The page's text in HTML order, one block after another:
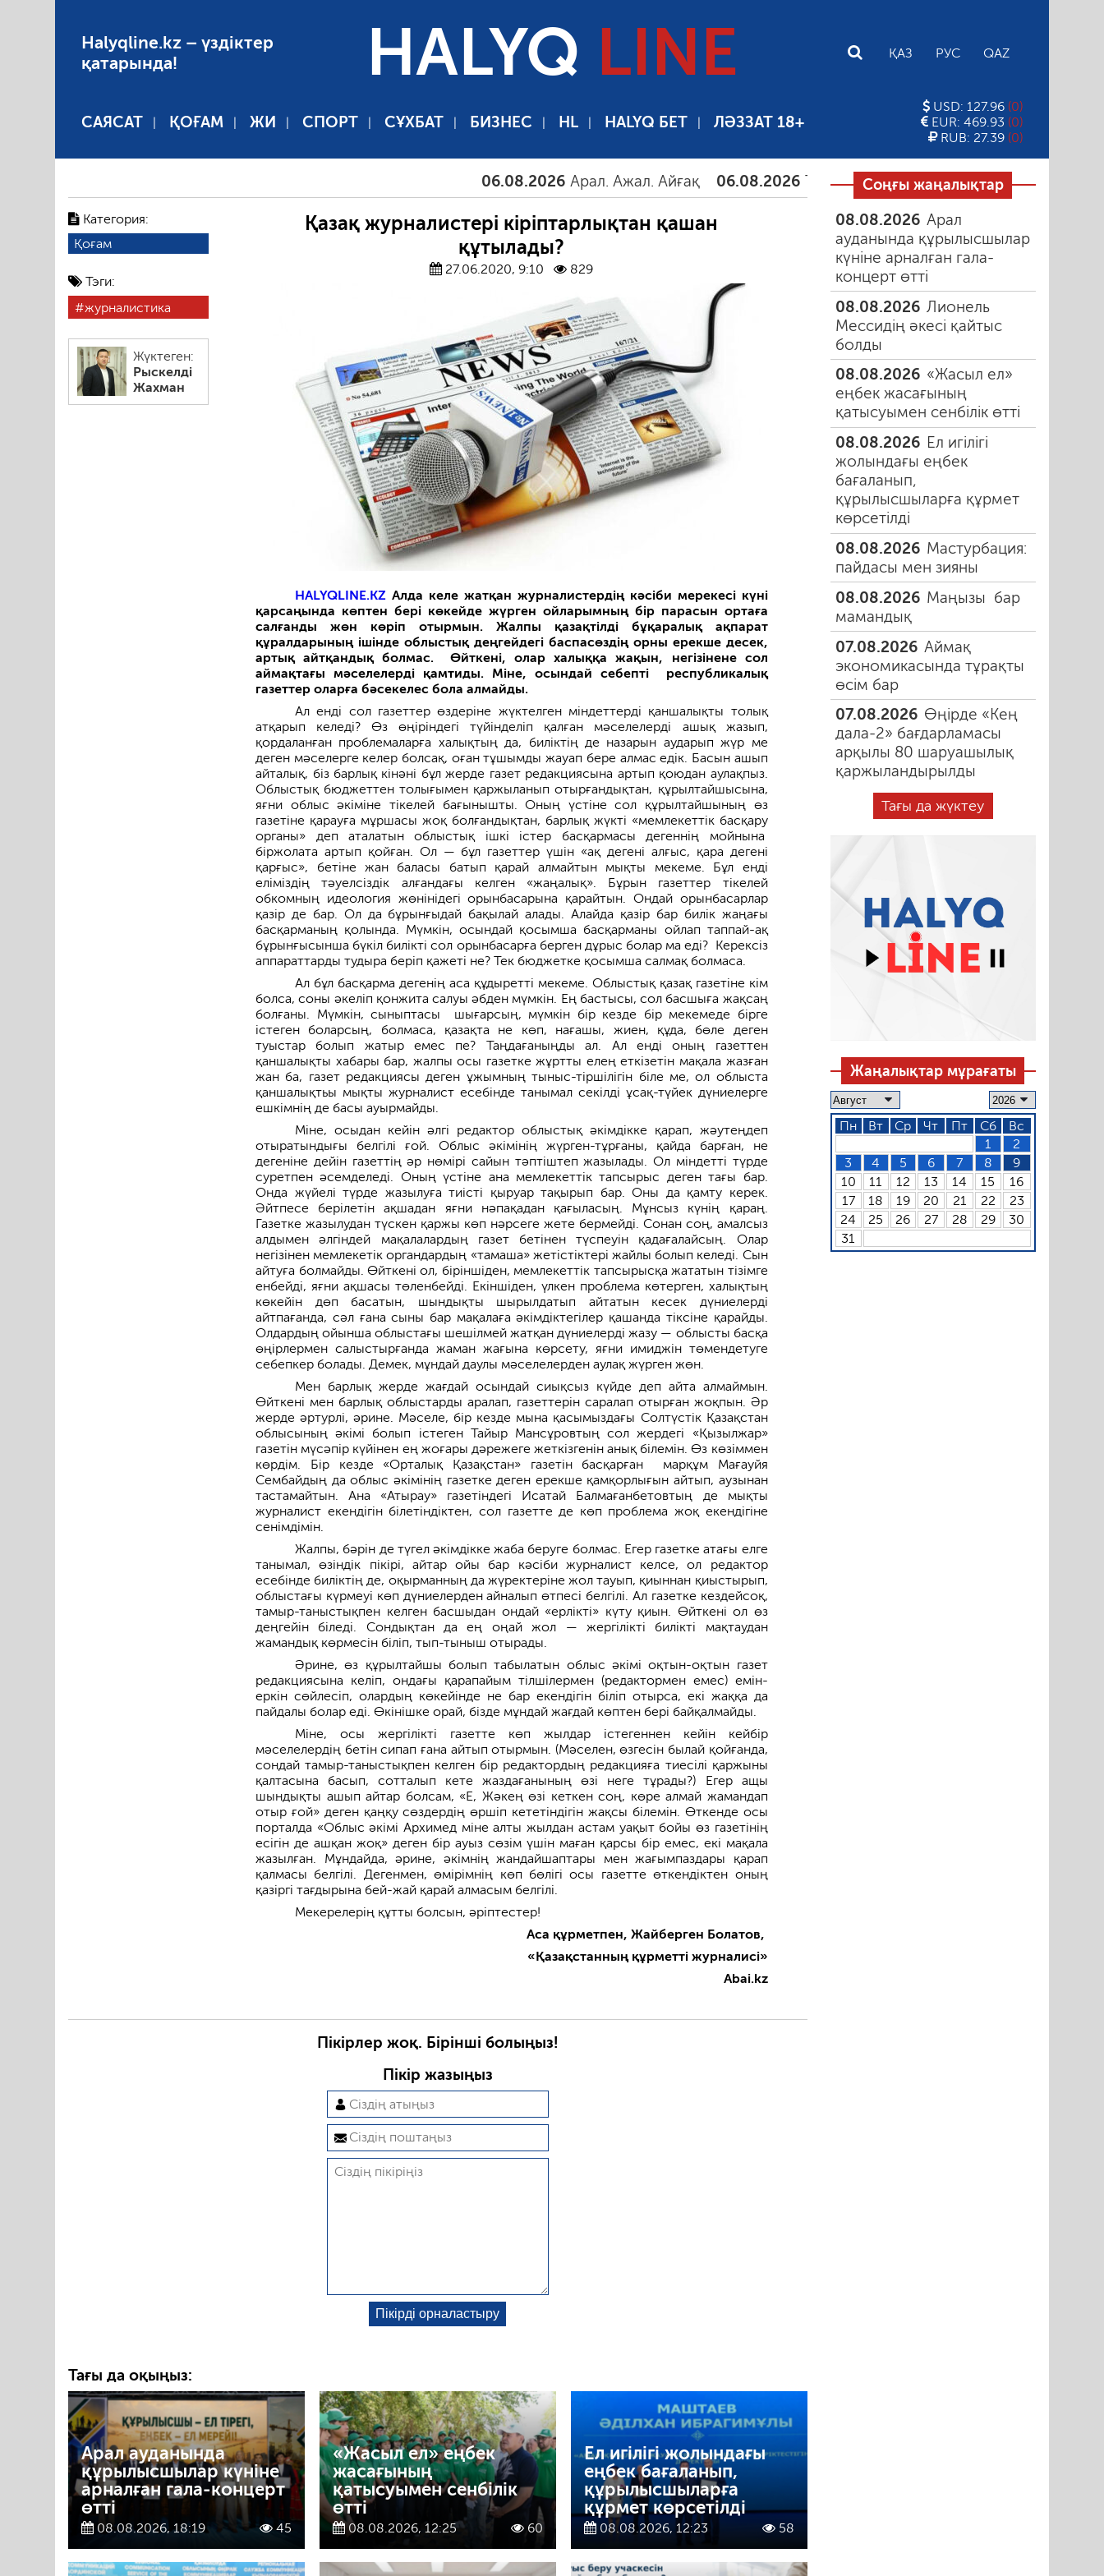
Halyqline.kz – үздіктер
қатарында!
HALYQ LINE ҚАЗ РУС QAZ
САЯСАТ ҚОҒАМ ЖИ СПОРТ СҰХБАТ БИЗНЕС HL HALYQ БЕТ ЛӘЗЗАТ 18+
USD: 127.96 (0)
EUR: 469.93 (0)
RUB: 27.39 (0)
06.08.2026 Арал. Ажал. Айғақ 06.08.2026 Тамыздағы таңғы түтін 06.08.2026 Құмарлық
Категория:
Қоғам
Тэги:
журналистика
Жүктеген:
Рыскелді
Жахман
Қазақ журналистері кіріптарлықтан қашан
құтылады?
27.06.2020, 9:10 829
HALYQLINE.KZ Алда келе жатқан журналистердің кәсіби мерекесі күні
қарсаңында көптен бері көкейде жүрген ойларымның бір парасын ортаға
салғанды жөн көріп отырмын. Жалпы қазақтілді бұқаралық ақпарат
құралдарының ішінде облыстық деңгейдегі баспасөздің орны ерекше десек,
артық айтқандық болмас. Өйткені, олар халыққа жақын, негізінене сол
аймақтағы мәселелерді қамтиды. Міне, осындай себепті республикалық
газеттер оларға бәсекелес бола алмайды.
Ал енді сол газеттер өздеріне жүктелген міндеттерді қаншалықты толық
атқарып келеді? Өз өңіріндегі түйінделіп қалған мәселелерді ашық жазып,
қордаланған проблемаларға халықтың да, биліктің де назарын аударып жүр ме
деген мәселерге келер болсақ, оған тұшымды жауап бере алмас едік. Басын ашып
айталық, біз барлық кінәні бұл жерде газет редакциясына артып қоюдан аулақпыз.
Облыстық бюджеттен толығымен қаржыланып отырғандықтан, құрылтайшысына,
яғни облыс әкіміне тікелей бағынышты. Оның үстіне сол құрылтайшының өз
газетіне қарауға мұршасы жоқ болғандықтан, барлық жүкті «мемлекеттік басқару
органы» деп аталатын облыстық ішкі істер басқармасы дегеннің мойнына
біржолата артып қойған. Ол — бұл газеттер үшін «ақ дегені алғыс, қара дегені
қарғыс», бетіне жан баласы батып қарай алмайтын мықты мекеме. Бұл енді
еліміздің тәуелсіздік алғандағы келген «жаңалық». Бұрын газеттер тікелей
обкомның идеология жөнінідегі орынбасарына қарайтын. Ондай орынбасарлар
қазір де бар. Ол да бұрынғыдай бақылай алады. Алайда қазір бар билік жаңағы
басқарманың қолында. Мүмкін, осындай қосымша басқарманы ойлап таппай-ақ
бұрынғысынша бүкіл билікті сол орынбасарға берген дұрыс болар ма еді? Керексіз
аппараттарды тудыра беріп қажеті не? Тек бюджетке қосымша салмақ болмаса.
Ал бұл басқарма дегенің аса құдыретті мекеме. Облыстық қазақ газетіне кім
болса, соны әкеліп қонжита салуы әбден мүмкін. Ең бастысы, сол басшыға жақсаң
болғаны. Мүмкін, сыныптасы шығарсың, мүмкін бір кезде бір мекемеде бірге
істеген боларсың, болмаса, қазақта не көп, нағашы, жиен, құда, бөле деген
туыстар болып жатыр емес пе? Таңдағаныңды ал. Ал енді оның газеттен
қаншалықты хабары бар, жалпы осы газетке жұртты елең еткізетін мақала жазған
жан ба, газет редакциясы деген ұжымның тыныс-тіршілігін біле ме, ол облыста
қаншалықтьы мықты журналист есебінде танымал секілді ұсақ-түйек дүниелерге
ешкімнің де басы ауырмайды.
Міне, осыдан кейін әлгі редактор облыстық әкімдікке қарап, жәутеңдеп
отыратындығы белгілі ғой. Облыс әкімінің жүрген-тұрғаны, қайда барған, не
дегеніне дейін газеттің әр нөмірі сайын тәптіштеп жазылады. Ол міндетті түрде
суретпен әсемделеді. Оның үстіне ана мемлекеттік тапсырыс деген тағы бар.
Онда жүйелі түрде жазылуға тиісті қыруар тақырып бар. Оны да қамту керек.
Әйтпесе берілетін ақшадан яғни нәпақадан қағыласың. Мұнсыз күнің қараң.
Газетке жазылудан түскен қаржы көп нәрсеге жете бермейді. Сонан соң, амалсыз
алдымен әлгіндей мақалалардың газет бетінен түспеуін қадағалайсың. Олар
негізінен мемлекетік органдардың «тамаша» жетістіктері жайлы болып келеді. Сын
айтуға болмайды. Өйткені ол, біріншіден, мемлекеттік тапсырысқа жататын тізімге
енбейді, яғни ақшасы төленбейді. Екіншіден, үлкен проблема көтерген, халықтың
көкейін дөп басатын, шындықты шырылдатып айтатын кесек дүниелерді
айтпағанда, сәл ғана сыны бар мақалаға әкімдіктегілер қашанда тіксіне қарайды.
Олдардың ойынша облыстағы шешілмей жатқан дүниелерді жазу — облысты басқа
өңірлермен салыстырғанда жаман жағына көрсету, яғни имиджін төмендетуге
себепкер болады. Демек, мұндай даулы мәселелерден аулақ жүрген жөн.
Мен барлық жерде жағдай осындай сиықсыз күйде деп айта алмаймын.
Өйткені мен барлық облыстарды аралап, газеттерін саралап отырған жоқпын. Әр
жерде әртурлі, әрине. Мәселе, бір кезде мына қасымыздағы Солтүстік Қазақстан
облысының әкімі болып істеген Тайыр Мансұровтың сол жердегі «Қызылжар»
газетін мүсәпір күйінен ең жоғары дәрежеге жеткізгенін анық білемін. Өз көзіммен
көрдім. Бір кезде «Орталық Қазақстан» газетін басқарған марқұм Мағауйя
Сембайдың да облыс әкімінің газетке деген ерекше қамқорлығын айтып, аузынан
тастамайтын. Ана «Атырау» газетіндегі Исатай Балмағанбетовтың де мықты
журналист екендігін білетіндіктен, сол газетте де көп проблема жоқ екендігіне
сенімдімін.
Жалпы, бәрін де түгел әкімдікке жаба беруге болмас. Егер газетке атағы елге
танымал, өзіндік пікірі, айтар ойы бар кәсіби журналист келсе, ол редактор
есебінде биліктің де, оқырманның да жүректеріне жол тауып, қиыннан қиыстырып,
облыстағы күрмеуі көп дүниелерден айналып өтпесі белгілі. Ал газетке кездейсоқ,
тамыр-таныстықпен келген басшыдан ондай «ерлікті» күту қиын. Өйткені ол өз
деңгейін біледі. Сондықтан да ең оңай жол — жергілікті билікті мақтаудан
жамандық көрмесін біліп, тып-тыныш отырады.
Әрине, өз құрылтайшы болып табылатын облыс әкімі оқтын-оқтын газет
редакциясына келіп, ондағы қарапайым тілшілермен (редактормен емес) емін-
еркін сөйлесіп, олардың көкейінде не бар екендігін біліп отырса, екі жаққа да
пайдалы болар еді. Өкінішке орай, бізде мұндай жағдай көптен бері байқалмайды.
Міне, осы жергілікті газетте көп жылдар істегеннен кейін кейбір
мәселелердің бетін сипап ғана айтып отырмын. (Мәселен, өзгесін былай қойғанда,
сондай тамыр-таныстықпен келген бір редактордың редакцияға тиесілі қаржыны
қалтасына басып, сотталып кете жаздағанының өзі неге тұрады?) Егер ащы
шындықты ашып айтар болсам, «Е, Жәкең өзі кеткен соң, көре алмай жамандап
отыр ғой» деген қаңқу сөздердің өршіп кететіндігін жақсы білемін. Өткенде осы
порталда «Облыс әкімі Архимед міне алты жылдан астам уақыт бойы өз газетінің
есігін де ашқан жоқ» деген бір ауыз сөзім үшін маған қарсы бір емес, екі мақала
жазылған. Мұндайда, әрине, әкімнің жандайшаптары мен жағымпаздары қарап
қалмасы белгілі. Дегенмен, өмірімнің көп бөлігі осы газетте өткендіктен оның
қазіргі тағдырына бей-жай қарай алмасым белгілі.
Мекерелерің құтты болсын, әріптестер!
Аса құрметпен, Жайберген Болатов,
«Қазақстанның құрметті журналисі»
Abai.kz
Пікірлер жоқ. Бірінші болыңыз!
Пікір жазыңыз
Тағы да оқыңыз:
Арал ауданында
құрылысшылар күніне
арналған гала-концерт
өтті
08.08.2026, 18:19 45
«Жасыл ел» еңбек
жасағының
қатысуымен сенбілік
өтті
08.08.2026, 12:25 60
Ел игілігі жолындағы
еңбек бағаланып,
құрылысшыларға
құрмет көрсетілді
08.08.2026, 12:23 58
Соңғы жаңалықтар
08.08.2026 Арал
ауданында құрылысшылар
күніне арналған гала-
концерт өтті
08.08.2026 Лионель
Мессидің әкесі қайтыс
болды
08.08.2026 «Жасыл ел»
еңбек жасағының
қатысуымен сенбілік өтті
08.08.2026 Ел игілігі
жолындағы еңбек
бағаланып,
құрылысшыларға құрмет
көрсетілді
08.08.2026 Мастурбация:
пайдасы мен зияны
08.08.2026 Маңызы бар
мамандық
07.08.2026 Аймақ
экономикасында тұрақты
өсім бар
07.08.2026 Өңірде «Кең
дала-2» бағдарламасы
арқылы 80 шаруашылық
қаржыландырылды
Тағы да жүктеу
Жаңалықтар мұрағаты
Пн Вт Ср Чт Пт Сб
Вс
1
2
3
4 5 6 7 8
9
10
11 12 13 14 15
16
17
18 19 20 21 22
23
24
25 26 27 28 29
30
31